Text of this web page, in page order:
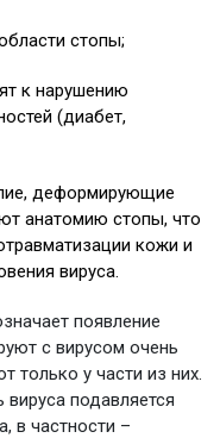
стопы;
к нарушению
(диабет,
деформирующие
анатомию стопы, что
кожи и
вируса.
появление
с вирусом очень
только у части из них.
подавляется
в частности –